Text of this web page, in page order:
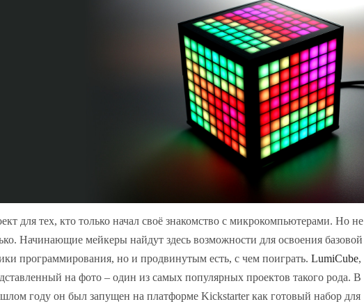
для тех, кто только начал своё знакомство с микрокомпьютерами. Но не
Начинающие мейкеры найдут здесь возможности для освоения базовой
программирования, но и продвинутым есть, с чем поиграть. LumiCube,
на фото – один из самых популярных проектов такого рода. В
году он был запущен на платформе Kickstarter как готовый набор для